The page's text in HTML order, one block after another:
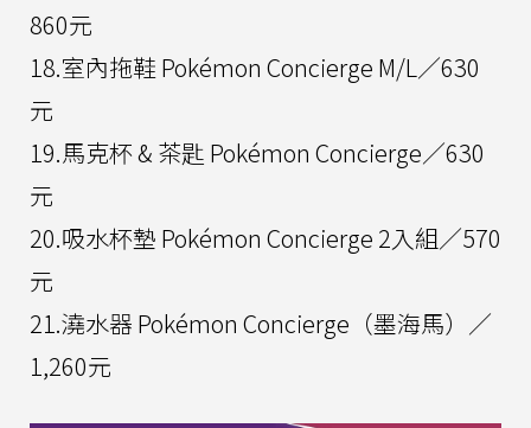
860元
18.室內拖鞋 Pokémon Concierge M/L／630
元
19.馬克杯 & 茶匙 Pokémon Concierge／630
元
20.吸水杯墊 Pokémon Concierge 2入組／570
元
21.澆水器 Pokémon Concierge（墨海馬）／
1,260元